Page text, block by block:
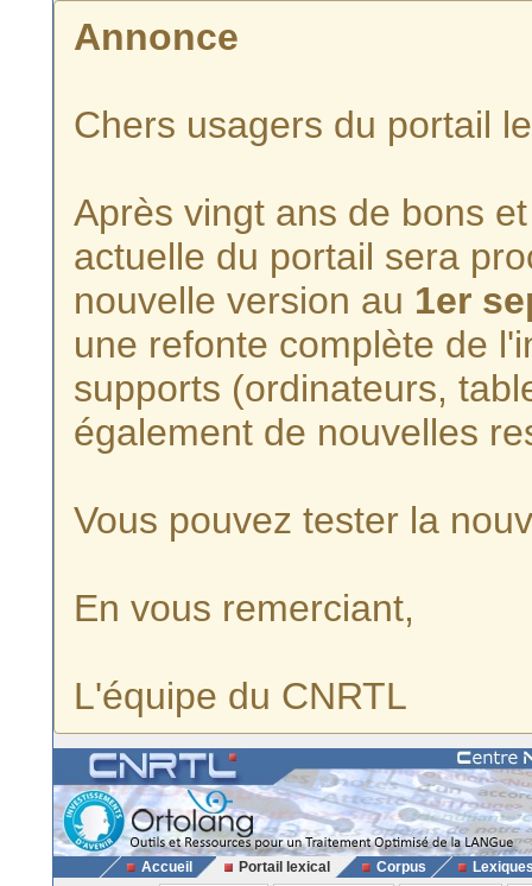
Annonce
Chers usagers du portail
Après vingt ans de bons
actuelle du portail sera
nouvelle version au 1er
une refonte complète de
supports (ordinateurs,
également de nouvelles
Vous pouvez tester la
En vous remerciant,
L'équipe du CNRTL
Accueil Portail lexical Corpus